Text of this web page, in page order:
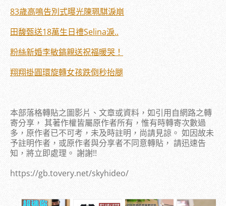
83歲高鳴告別式曝光陳珮騏淚崩
田馥甄送18萬生日禮Selina淚..
粉絲新婚李敏鎬親送祝福暖哭！
翔翔掛圓環旋轉女孩跌倒秒抬腿
本部落格轉貼之圖影片、文章或資料，如引用自網路之轉
寄分享， 其著作權皆屬原作者所有，惟有時轉寄次數過
多，原作者已不可考，未及時註明，尚請見諒。 如因故未
予註明作者，或原作者與分享者不同意轉貼， 請迅速告
知，將立即處理。 謝謝!!
https://gb.tovery.net/skyhideo/